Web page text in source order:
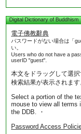
Digital Dictionary of Buddhism
電子佛教辭典
パスワードがない場合は「
い。
Users who do not have a
userID "guest".
本文をドラッグして選
検索結果が表示されます
Select a portion of the
mouse to view all terms
the DDB. ・
Password Access